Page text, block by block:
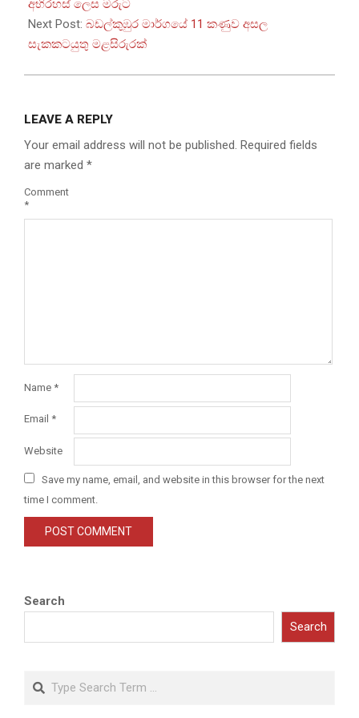
14
අභිරහස් ලෙස මරුට
Next Post: බඩල්කුඹුර මාර්ගයේ 11 කණුව අසල
සැකකටයුතු මළසිරුරක්
LEAVE A REPLY
Your email address will not be published. Required fields
are marked *
Comment
*
Name *
Email *
Website
Save my name, email, and website in this browser for the next
time I comment.
Search
Search
Search